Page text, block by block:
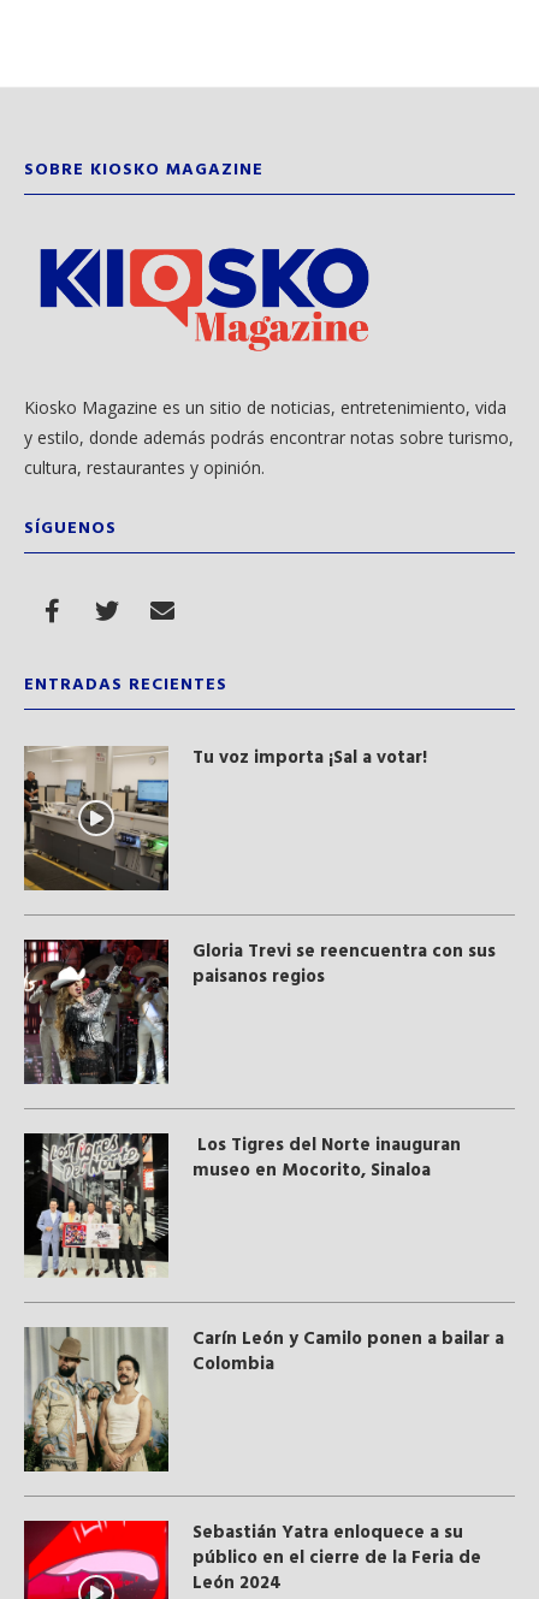
SOBRE KIOSKO MAGAZINE
Kiosko Magazine es un sitio de noticias, entretenimiento, vida
y estilo, donde además podrás encontrar notas sobre turismo,
cultura, restaurantes y opinión.
SÍGUENOS
ENTRADAS RECIENTES
Tu voz importa ¡Sal a votar!
Gloria Trevi se reencuentra con sus
paisanos regios
Los Tigres del Norte inauguran
museo en Mocorito, Sinaloa
Carín León y Camilo ponen a bailar a
Colombia
Sebastián Yatra enloquece a su
público en el cierre de la Feria de
León 2024